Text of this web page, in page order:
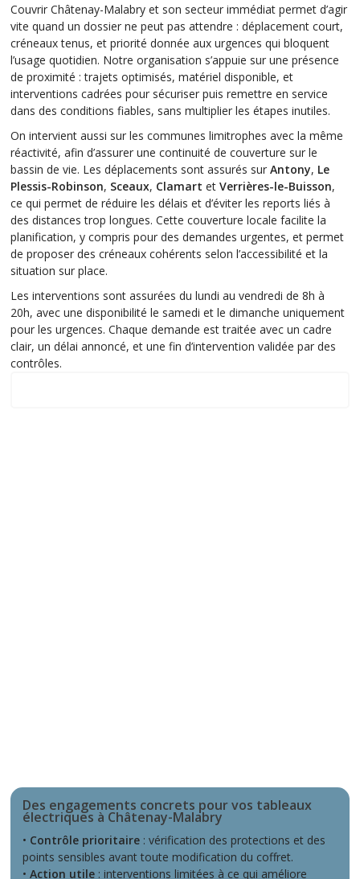
Couvrir Châtenay-Malabry et son secteur immédiat permet d’agir
vite quand un dossier ne peut pas attendre : déplacement court,
créneaux tenus, et priorité donnée aux urgences qui bloquent
l’usage quotidien. Notre organisation s’appuie sur une présence
de proximité : trajets optimisés, matériel disponible, et
interventions cadrées pour sécuriser puis remettre en service
dans des conditions fiables, sans multiplier les étapes inutiles.
On intervient aussi sur les communes limitrophes avec la même
réactivité, afin d’assurer une continuité de couverture sur le
bassin de vie. Les déplacements sont assurés sur Antony, Le
Plessis-Robinson, Sceaux, Clamart et Verrières-le-Buisson,
ce qui permet de réduire les délais et d’éviter les reports liés à
des distances trop longues. Cette couverture locale facilite la
planification, y compris pour des demandes urgentes, et permet
de proposer des créneaux cohérents selon l’accessibilité et la
situation sur place.
Les interventions sont assurées du lundi au vendredi de 8h à
20h, avec une disponibilité le samedi et le dimanche uniquement
pour les urgences. Chaque demande est traitée avec un cadre
clair, un délai annoncé, et une fin d’intervention validée par des
contrôles.
Des engagements concrets pour vos tableaux
électriques à Châtenay-Malabry
• Contrôle prioritaire : vérification des protections et des
points sensibles avant toute modification du coffret.
• Action utile : interventions limitées à ce qui améliore